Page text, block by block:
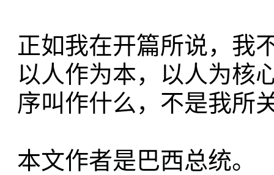
正如我在开篇所说，我
以人作为本，以人为核
序叫作什么，不是我所
本文作者是巴西总统。